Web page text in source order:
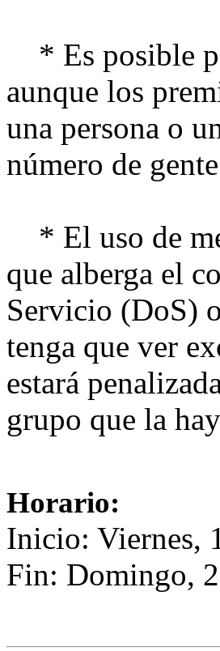
* Es posible
aunque los
una persona o
número de
* El uso de
que alberga el
Servicio (DoS)
tenga que ver
estará
grupo que la
Horario:
Inicio: Viernes,
Fin: Domingo,